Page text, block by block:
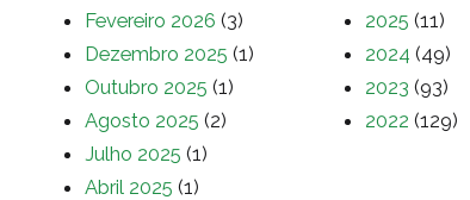
Fevereiro 2026 (3)
Dezembro 2025 (1)
Outubro 2025 (1)
Agosto 2025 (2)
Julho 2025 (1)
Abril 2025 (1)
2025 (11)
2024 (49)
2023 (93)
2022 (129)